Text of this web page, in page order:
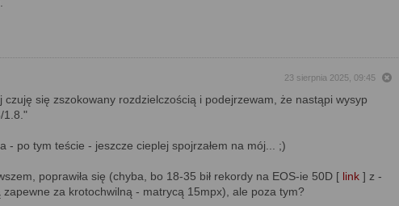
23 sierpnia 2025, 09:45
czuję się zszokowany rozdzielczością i podejrzewam, że nastąpi wysyp
1.8."
- po tym teście - jeszcze cieplej spojrzałem na mój... ;)
poprawiła się (chyba, bo 18-35 bił rekordy na EOS-ie 50D [ link ] z -
za krotochwilną - matrycą 15mpx), ale poza tym?